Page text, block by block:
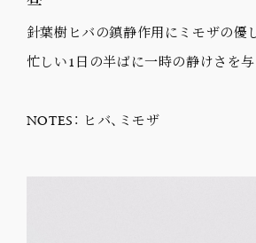
針葉樹ヒバの鎮静作用にミモザの優
忙しい1日の半ばに一時の静けさを与
NOTES： ヒバ、ミモザ